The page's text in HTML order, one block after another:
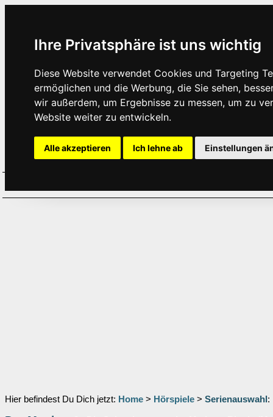
Ihre Privatsphäre ist uns wichtig
Diese Website verwendet Cookies und Targeting
ermöglichen und die Werbung, die Sie sehen,
wir außerdem, um Ergebnisse zu messen, um zu
Website weiter zu entwickeln.
Alle akzeptieren Ich lehne ab Einstellungen
Hier befindest Du Dich jetzt: Home > Hörspiele > Serienauswahl :